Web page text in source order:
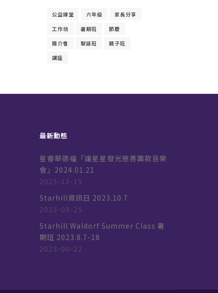
公益課堂 六年級
家長分享
工作坊
暑期班
節慶
簡介會
聖誕班
親子班
講座
最新動態
星睿華德福「讓星星發光慈善籌款音樂
會」2024.01.21
2023-12-19
Starhill資訊日 2023.10.7
2023-09-25
Starhill Waldorf Summer Class 暑
期班 2023.8.7-18
2023-06-22